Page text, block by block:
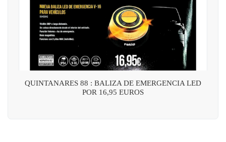
QUINTANARES 88 : BALIZA DE EMERGENCIA LED
POR 16,95 EUROS